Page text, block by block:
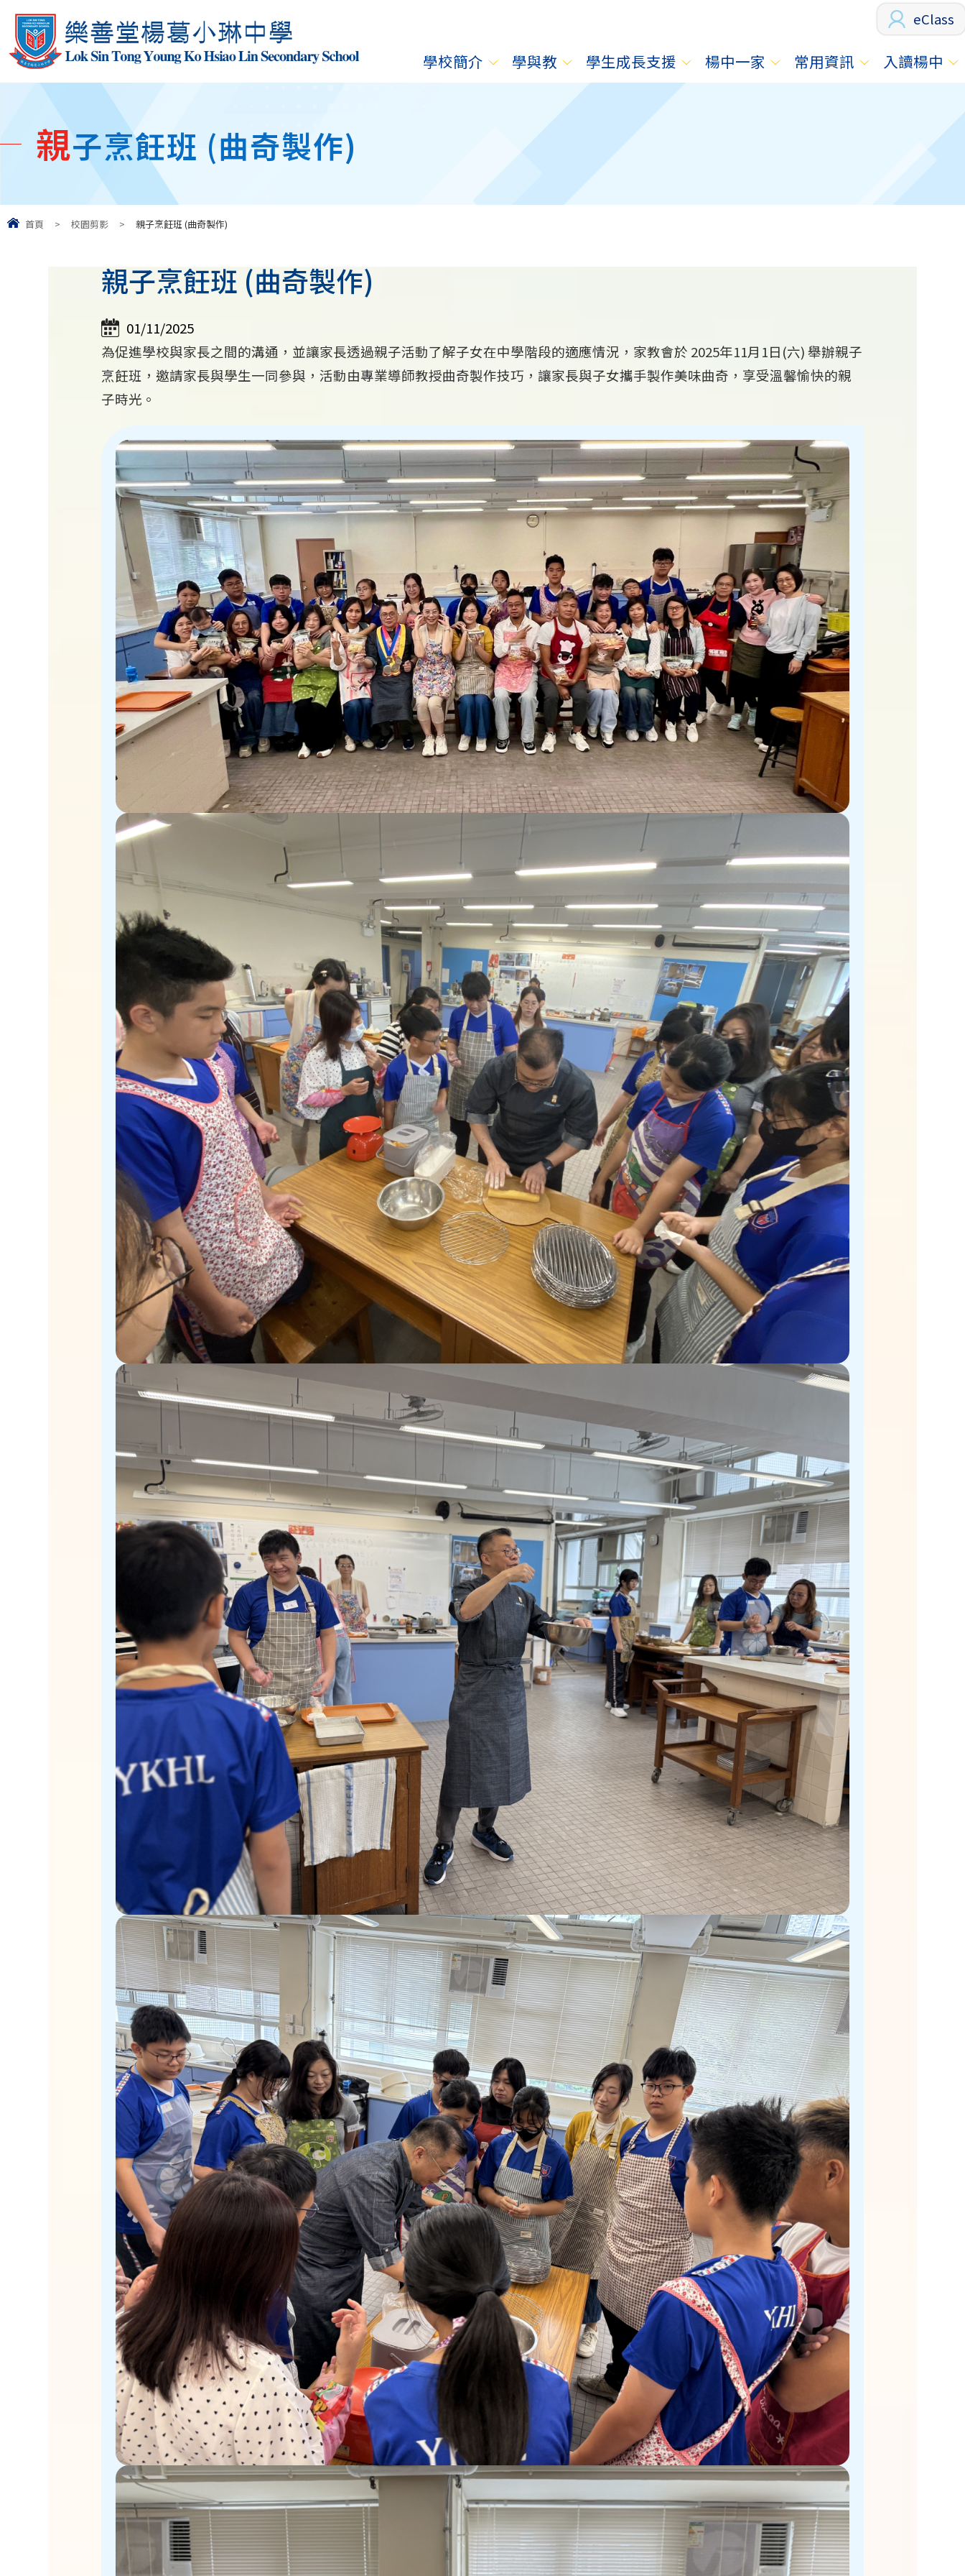
eClass
學校簡介 學與教 學生成長支援 楊中一家 常用資訊 入讀楊中
親子烹飪班 (曲奇製作)
首頁 > 校園剪影 > 親子烹飪班 (曲奇製作)
親子烹飪班 (曲奇製作)
01/11/2025
為促進學校與家長之間的溝通，並讓家長透過親子活動了解子女在中學階段的適應情況，家教會於 2025年11月1日(六) 舉辦親子
烹飪班，邀請家長與學生一同參與，活動由專業導師教授曲奇製作技巧，讓家長與子女攜手製作美味曲奇，享受溫馨愉快的親
子時光。